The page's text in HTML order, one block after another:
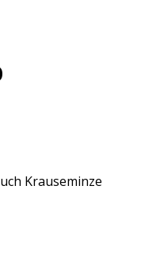
Krauseminze